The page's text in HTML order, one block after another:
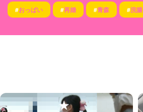
#おっぱい #再婚 #青森 #浣腸